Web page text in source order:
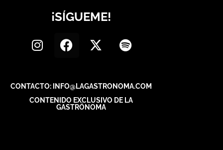
¡SÍGUEME!
CONTACTO: INFO@LAGASTRONOMA.COM
CONTENIDO EXCLUSIVO DE LA
GASTRÓNOMA